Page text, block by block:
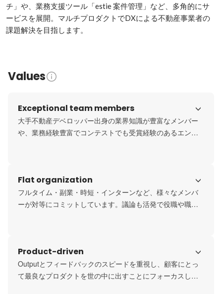
チ」や、業務支援ツール「estie 案件管理」など、多角的にサ
ービスを展開。マルチプロダクトでDXによる不動産事業者の
課題解決を目指します。
Values
Exceptional team members
大手不動産デベロッパー出身の業界知識が豊富なメンバー
や、業務経験豊富でコンテストでも受賞経験のあるエンジ
Flat organization
フルタイム・副業・時短・インターンなど、様々なメンバ
ーが対等にコミットしています。議論も活発で役職や職種
Product-driven
Outputとフィードバックのスピードを重視し、顧客にとっ
て最良なプロダクトを世の中に出すことにフォーカスして